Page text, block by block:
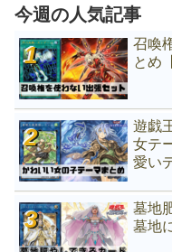
今週の人気記事
召喚
とめ
遊戯
女テ
愛い
墓地
墓地